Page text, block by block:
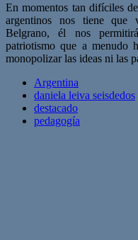
En momentos tan difíciles
argentinos nos tiene que
Belgrano, él nos
patriotismo que a menudo
monopolizar las ideas ni las
Argentina
daniela leiva seisdedos
destacado
pedagogía